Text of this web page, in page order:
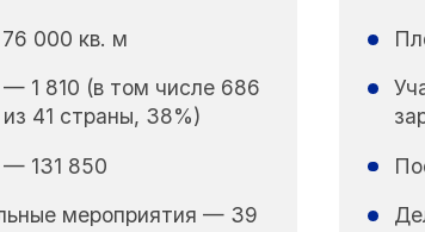
000 кв. м
1 810 (в том числе 686
41 страны, 38%)
— 131 850
мероприятия — 39